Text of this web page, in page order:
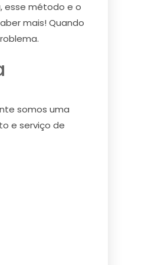
esse método e o
mais! Quando
somos uma
e serviço de